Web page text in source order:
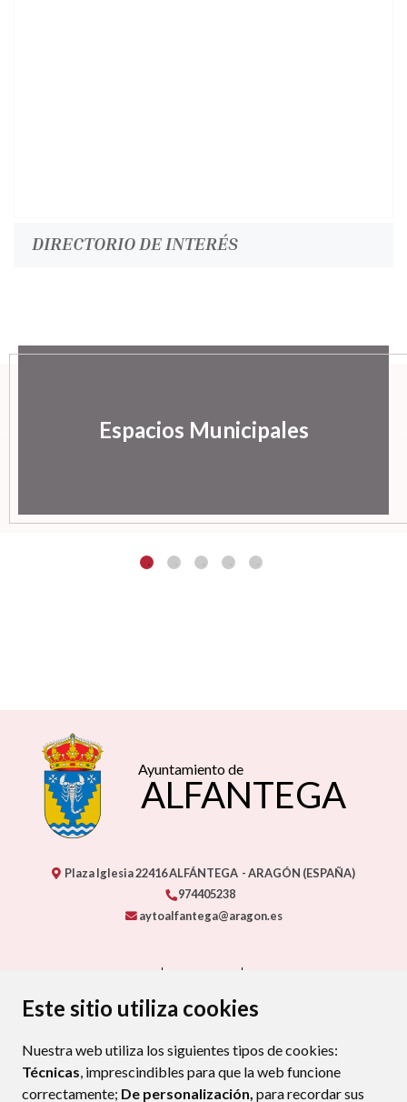
Este sitio utiliza cookies
Nuestra web utiliza los siguientes tipos de cookies:
Técnicas, imprescindibles para que la web funcione
correctamente; De personalización, para recordar sus
DIRECTORIO DE INTERÉS
Espacios Municipales
Ayuntamiento de
ALFANTEGA
Plaza Iglesia22416ALFÁNTEGA - ARAGÓN (ESPAÑA)
974405238
aytoalfantega@aragon.es
PROTECCIÓN DE DATOS
POLÍTICA DE COOKIES
ENLACE EXTERNO AL